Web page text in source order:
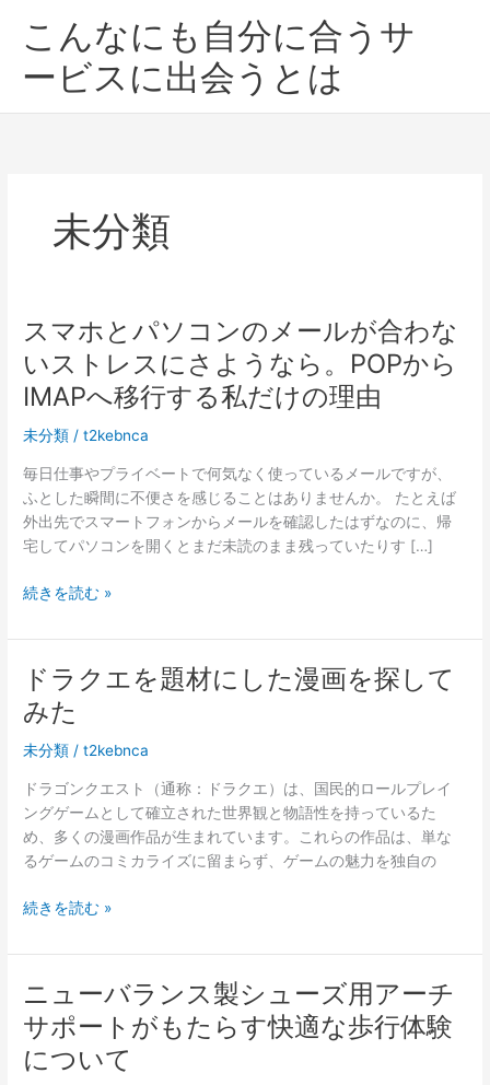
こんなにも自分に合うサ
ービスに出会うとは
未分類
スマホとパソコンのメールが合わな
いストレスにさようなら。POPから
IMAPへ移行する私だけの理由
未分類 /t2kebnca
毎日仕事やプライベートで何気なく使っているメールですが、
ふとした瞬間に不便さを感じることはありませんか。 たとえば
外出先でスマートフォンからメールを確認したはずなのに、帰
宅してパソコンを開くとまだ未読のまま残っていたりす […]
ス
ホ
パ
ソ
ン
の
メ
ー
ル
合
な
ス
ト
レ
ス
続きを読む »
ドラクエを題材にした漫画を探して
みた
未分類 /t2kebnca
ドラゴンクエスト（通称：ドラクエ）は、国民的ロールプレイ
ングゲームとして確立された世界観と物語性を持っているた
め、多くの漫画作品が生まれています。これらの作品は、単な
るゲームのコミカライズに留まらず、ゲームの魅力を独自の
ド
ク
を
題
材
に
続きを読む »
ニューバランス製シューズ用アーチ
サポートがもたらす快適な歩行体験
について